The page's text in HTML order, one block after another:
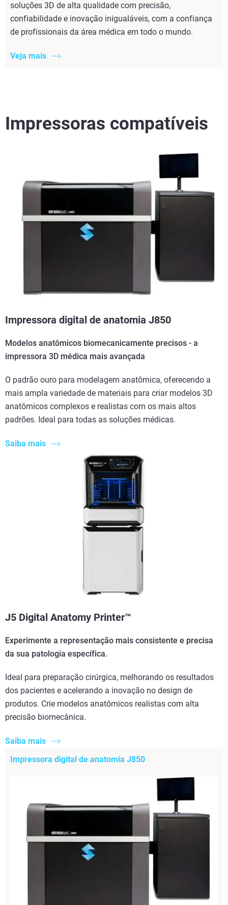
soluções 3D de alta qualidade com precisão,
confiabilidade e inovação inigualáveis, com a confiança
de profissionais da área médica em todo o mundo.
Veja mais
Impressoras compatíveis
Impressora digital de anatomia J850
Modelos anatômicos biomecanicamente precisos - a
impressora 3D médica mais avançada
O padrão ouro para modelagem anatômica, oferecendo a
mais ampla variedade de materiais para criar modelos 3D
anatômicos complexos e realistas com os mais altos
padrões. Ideal para todas as soluções médicas.
Saiba mais
J5 Digital Anatomy Printer™
Experimente a representação mais consistente e precisa
da sua patologia específica.
Ideal para preparação cirúrgica, melhorando os resultados
dos pacientes e acelerando a inovação no design de
produtos. Crie modelos anatômicos realistas com alta
precisão biomecânica.
Saiba mais
Impressora digital de anatomia J850